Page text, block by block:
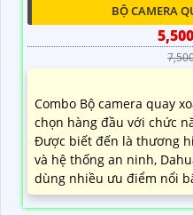
BỘ CAMERA
Combo Bộ camera quay
chọn hàng đầu với chức
Được biết đến là thương
và hệ thống an ninh,
dùng nhiều ưu điểm nổi